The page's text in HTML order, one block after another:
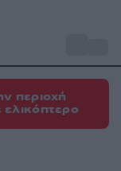
περιοχή